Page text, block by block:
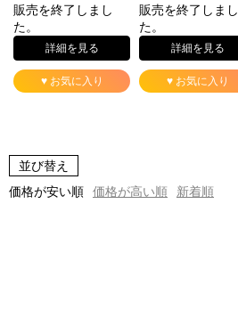
販売を終了しまし
た。
詳細を見る
♥ お気に入り
販売を終了しまし
た。
詳細を見る
♥ お気に入り
並び替え
価格が安い順
価格が高い順 新着順